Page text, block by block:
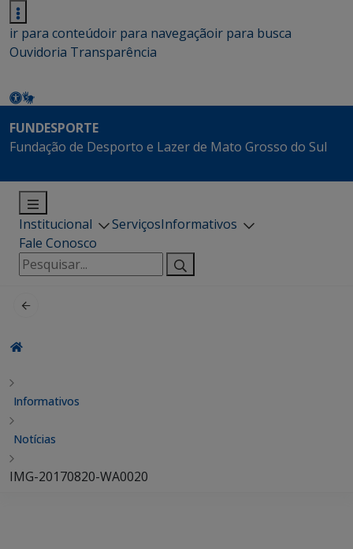
ir para conteúdoir para navegaçãoir para busca
Ouvidoria Transparência
FUNDESPORTE
Fundação de Desporto e Lazer de Mato Grosso do Sul
Institucional ServiçosInformativos
Fale Conosco
Pesquisar
por:
Informativos
Notícias
IMG-20170820-WA0020